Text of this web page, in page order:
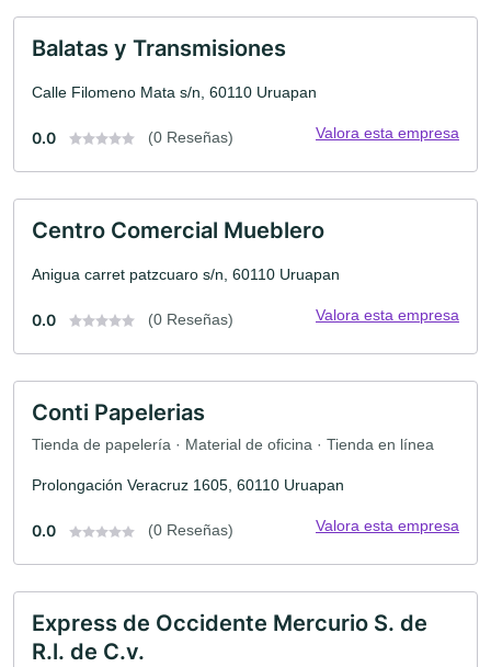
Balatas y Transmisiones
Calle Filomeno Mata s/n, 60110 Uruapan
0.0 (0 Reseñas) Valora esta empresa
Centro Comercial Mueblero
Anigua carret patzcuaro s/n, 60110 Uruapan
0.0 (0 Reseñas) Valora esta empresa
Conti Papelerias
Tienda de papelería · Material de oficina · Tienda en línea
Prolongación Veracruz 1605, 60110 Uruapan
0.0 (0 Reseñas) Valora esta empresa
Express de Occidente Mercurio S. de
R.l. de C.v.